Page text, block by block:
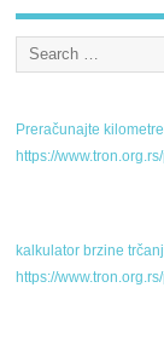
Preračunajte
https://
kalkulator brzine
https://